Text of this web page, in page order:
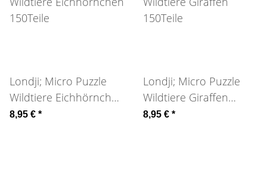
Londji; Micro Puzzle
Wildtiere Eichhörnchen
150Teile
8,95 € *
Londji; Micro Puzzle
Wildtiere Giraffen
150Teile
8,95 € *